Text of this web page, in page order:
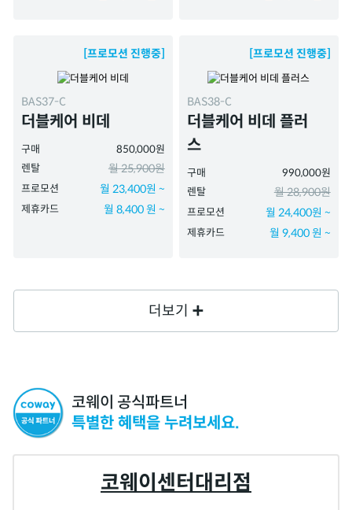
[프로모션 진행중]
BAS37-C
더블케어 비데
구매
850,000원
렌탈
월 25,900원
프로모션 월 23,400원 ~
제휴카드 월 8,400 원 ~
[프로모션 진행중]
BAS38-C
더블케어 비데 플러
스
구매
990,000원
렌탈
월 28,900원
프로모션 월 24,400원 ~
제휴카드 월 9,400 원 ~
더보기
코웨이 공식파트너
특별한 혜택을 누려보세요.
코웨이센터대리점